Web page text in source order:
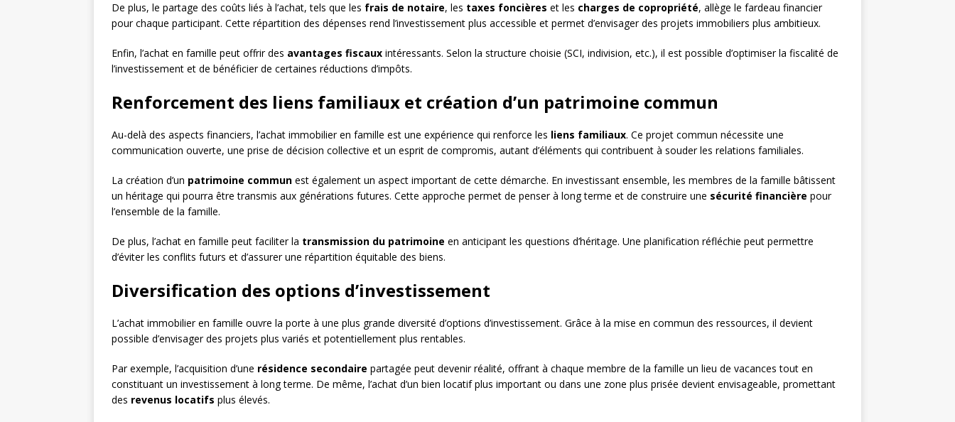
De plus, le partage des coûts liés à l’achat, tels que les frais de notaire, les taxes foncières et les charges de copropriété, allège le fardeau financier
pour chaque participant. Cette répartition des dépenses rend l’investissement plus accessible et permet d’envisager des projets immobiliers plus ambitieux.
Enfin, l’achat en famille peut offrir des avantages fiscaux intéressants. Selon la structure choisie (SCI, indivision, etc.), il est possible d’optimiser la fiscalité de
l’investissement et de bénéficier de certaines réductions d’impôts.
Renforcement des liens familiaux et création d’un patrimoine commun
Au-delà des aspects financiers, l’achat immobilier en famille est une expérience qui renforce les liens familiaux. Ce projet commun nécessite une
communication ouverte, une prise de décision collective et un esprit de compromis, autant d’éléments qui contribuent à souder les relations familiales.
La création d’un patrimoine commun est également un aspect important de cette démarche. En investissant ensemble, les membres de la famille bâtissent
un héritage qui pourra être transmis aux générations futures. Cette approche permet de penser à long terme et de construire une sécurité financière pour
l’ensemble de la famille.
De plus, l’achat en famille peut faciliter la transmission du patrimoine en anticipant les questions d’héritage. Une planification réfléchie peut permettre
d’éviter les conflits futurs et d’assurer une répartition équitable des biens.
Diversification des options d’investissement
L’achat immobilier en famille ouvre la porte à une plus grande diversité d’options d’investissement. Grâce à la mise en commun des ressources, il devient
possible d’envisager des projets plus variés et potentiellement plus rentables.
Par exemple, l’acquisition d’une résidence secondaire partagée peut devenir réalité, offrant à chaque membre de la famille un lieu de vacances tout en
constituant un investissement à long terme. De même, l’achat d’un bien locatif plus important ou dans une zone plus prisée devient envisageable, promettant
des revenus locatifs plus élevés.